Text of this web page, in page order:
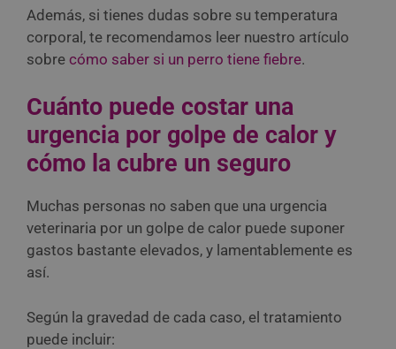
Además, si tienes dudas sobre su temperatura
corporal, te recomendamos leer nuestro artículo
sobre cómo saber si un perro tiene fiebre.
Cuánto puede costar una
urgencia por golpe de calor y
cómo la cubre un seguro
Muchas personas no saben que una urgencia
veterinaria por un golpe de calor puede suponer
gastos bastante elevados, y lamentablemente es
así.
Según la gravedad de cada caso, el tratamiento
puede incluir: